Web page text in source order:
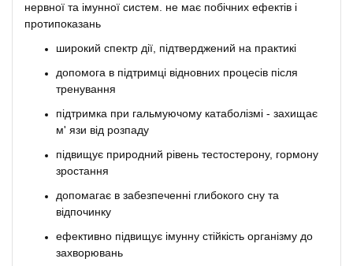
нервної та імунної систем. не має побічних ефектів і
протипоказань
широкий спектр дії, підтверджений на практикі
допомога в підтримці відновних процесів після
тренування
підтримка при гальмуючому катаболізмі - захищає
м' язи від розпаду
підвищує природний рівень тестостерону, гормону
зростання
допомагає в забезпеченні глибокого сну та
відпочинку
ефективно підвищує імунну стійкість організму до
захворювань